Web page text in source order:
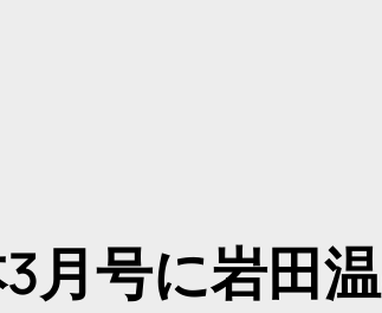
月号に岩田